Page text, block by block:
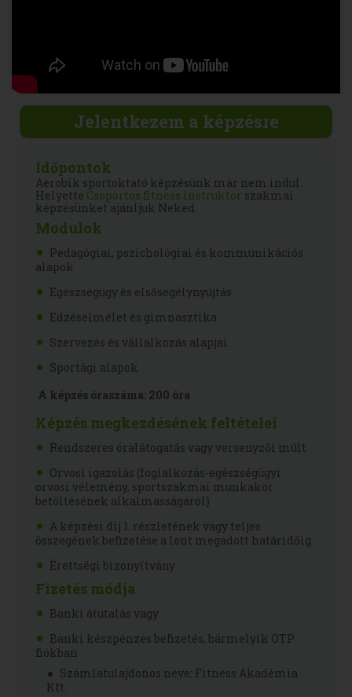
Jelentkezem a képzésre
Időpontok
Aerobik sportoktató képzésünk már nem indul.
Helyette Csoportos fitness instruktor szakmai
képzésünket ajánljuk Neked.
Modulok
Pedagógiai, pszichológiai és kommunikációs
alapok
Egészségügy és elsősegélynyújtás
Edzéselmélet és gimnasztika
Szervezés és vállalkozás alapjai
Sportági alapok
A képzés óraszáma: 200 óra
Képzés megkezdésének feltételei
Rendszeres óralátogatás vagy versenyzői múlt
Orvosi igazolás (foglalkozás-egészségügyi
orvosi vélemény, sportszakmai munkakör
betöltésének alkalmasságáról)
A képzési díj 1. részletének vagy teljes
összegének befizetése a lent megadott határidőig
Érettségi bizonyítvány
Fizetés módja
Banki átutalás vagy
Banki készpénzes befizetés, bármelyik OTP
fiókban
Számlatulajdonos neve: Fitness Akadémia
Kft.